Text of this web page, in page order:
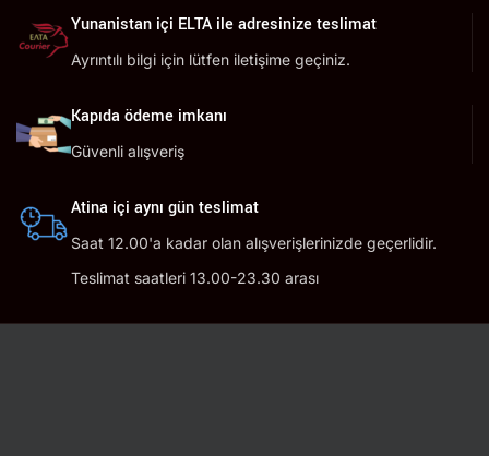
Yunanistan içi ELTA ile adresinize teslimat
Ayrıntılı bilgi için lütfen iletişime geçiniz.
Kapıda ödeme imkanı
Güvenli alışveriş
Atina içi aynı gün teslimat
Saat 12.00'a kadar olan alışverişlerinizde geçerlidir.
Teslimat saatleri 13.00-23.30 arası